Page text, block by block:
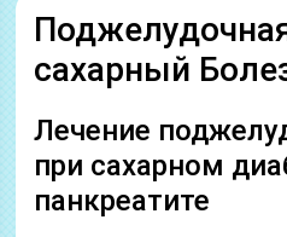
сахарный
Лечение
при сахарном
панкреатите